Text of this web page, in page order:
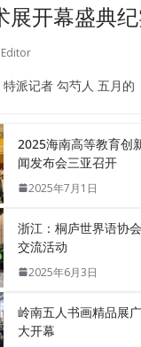
展开幕盛典
Editor
特派记者 勾芍人 五月的
2025海南高等教育创
闻发布会三亚召开
2025年7月1日
浙江：桐庐世界语协
交流活动
2025年6月3日
岭南五人书画精品展
大开幕